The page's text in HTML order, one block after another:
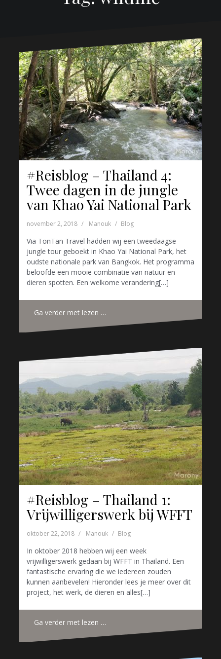
#Reisblog – Thailand 4:
Twee dagen in de jungle
van Khao Yai National Park
november 2, 2018 Manouk Blog
Via TonTan Travel hadden wij een tweedaagse
jungle tour geboekt in Khao Yai National Park, het
oudste nationale park van Bangkok. Het programma
beloofde een mooie combinatie van natuur en
dieren spotten. Een welkome verandering[…]
Ga verder met lezen …
#Reisblog – Thailand 1:
Vrijwilligerswerk bij WFFT
oktober 22, 2018 Manouk Blog
In oktober 2018 hebben wij een week
vrijwilligerswerk gedaan bij WFFT in Thailand. Een
fantastische ervaring die we iedereen zouden
kunnen aanbevelen! Hieronder lees je meer over dit
project, het werk, de dieren en alles[…]
Ga verder met lezen …